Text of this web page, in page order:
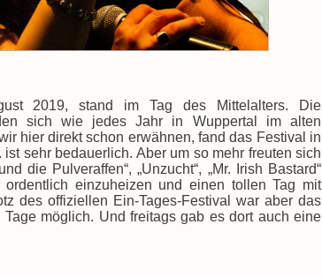
2019, stand im Tag des Mittelalters. Die
sich wie jedes Jahr in Wuppertal im alten
hier direkt schon erwähnen, fand das Festival in
sehr bedauerlich. Aber um so mehr freuten sich
die Pulveraffen“, „Unzucht“, „Mr. Irish Bastard“
ordentlich einzuheizen und einen tollen Tag mit
des offiziellen Ein-Tages-Festival war aber das
möglich. Und freitags gab es dort auch eine